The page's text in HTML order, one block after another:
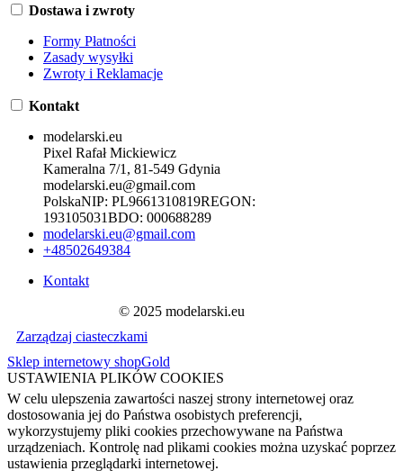
Dostawa i zwroty
Formy Płatności
Zasady wysyłki
Zwroty i Reklamacje
Kontakt
modelarski.eu
Pixel Rafał Mickiewicz
Kameralna 7/1, 81-549 Gdynia
modelarski.eu@gmail.com
PolskaNIP: PL9661310819REGON:
193105031BDO: 000688289
modelarski.eu@gmail.com
+48502649384
Kontakt
© 2025 modelarski.eu
Zarządzaj ciasteczkami
Sklep internetowy shopGold
USTAWIENIA PLIKÓW COOKIES
W celu ulepszenia zawartości naszej strony internetowej oraz
dostosowania jej do Państwa osobistych preferencji,
wykorzystujemy pliki cookies przechowywane na Państwa
urządzeniach. Kontrolę nad plikami cookies można uzyskać poprzez
ustawienia przeglądarki internetowej.